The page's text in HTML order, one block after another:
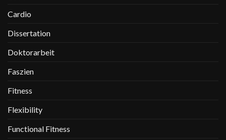
Cardio
Dissertation
Doktorarbeit
Faszien
Fitness
Flexibility
Functional Fitness